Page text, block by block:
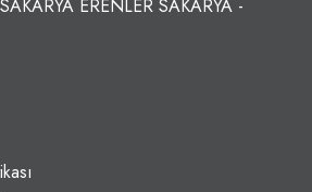
ERENLER SAKARYA -